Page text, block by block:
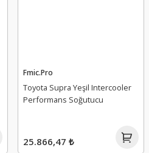
Fmic.Pro
Toyota Supra Yeşil Intercooler
Performans Soğutucu
25.866,47 ₺